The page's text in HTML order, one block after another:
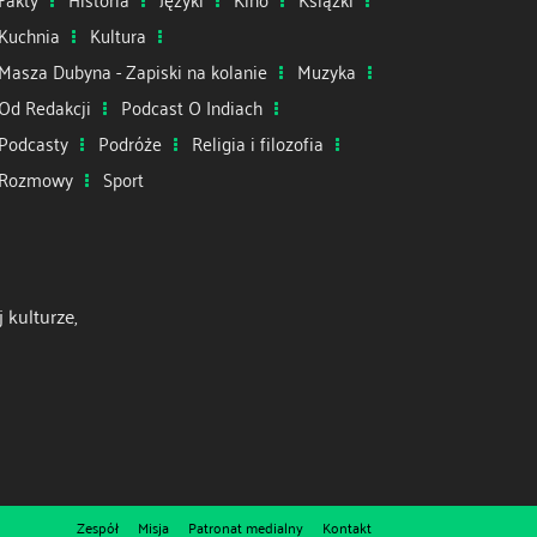
Kuchnia
Kultura
Masza Dubyna - Zapiski na kolanie
Muzyka
Od Redakcji
Podcast O Indiach
Podcasty
Podróże
Religia i filozofia
Rozmowy
Sport
Zespół Misja Patronat medialny Kontakt